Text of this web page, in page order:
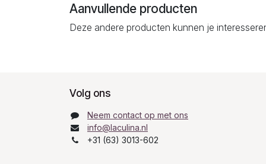
Aanvullende producten
Deze andere producten kunnen je
Volg ons
Neem contact op met ons
info@laculina.nl
+31 (63) 3013-602